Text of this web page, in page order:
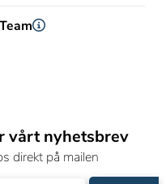
vårt nyhetsbrev
direkt på mailen